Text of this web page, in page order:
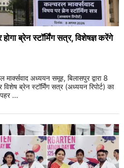
ब्रेन स्टॉर्मिंग सत्र, विशेषज्ञ करेंगे
अध्ययन समूह, बिलासपुर द्वारा 8
ब्रेन स्टॉर्मिंग सत्र (अध्ययन रिपोर्ट) का
...